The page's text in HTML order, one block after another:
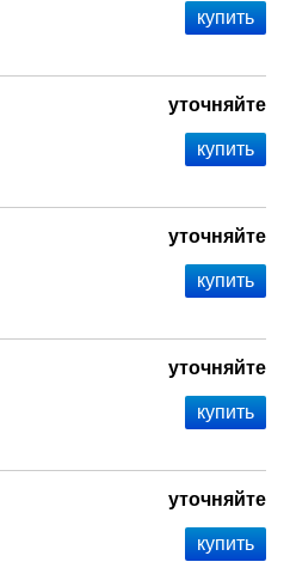
уточняйте
уточняйте
уточняйте
уточняйте